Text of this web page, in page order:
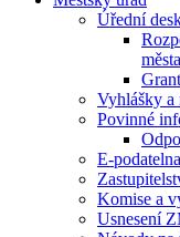
Úřední
města
Vyhlášky a
Povinné
E-podatelna
Komise a
Usnesení